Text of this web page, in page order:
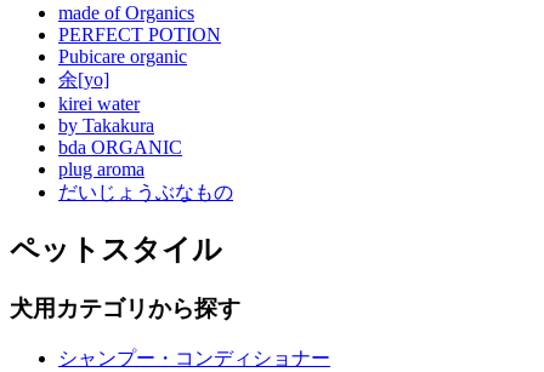
made of Organics
PERFECT POTION
Pubicare organic
余[yo]
kirei water
by Takakura
bda ORGANIC
plug aroma
だいじょうぶなもの
ペットスタイル
犬用カテゴリから探す
シャンプー・コンディショナー